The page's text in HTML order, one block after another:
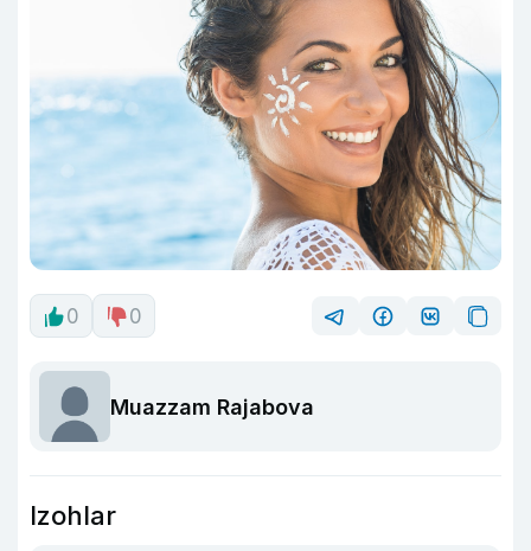
0 0
Muazzam Rajabova
Izohlar